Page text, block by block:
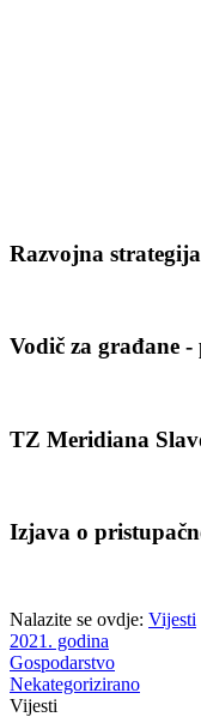
Razvojna
Vodič za građane
TZ Meridiana
Izjava o
Nalazite se ovdje: Vijesti
2021. godina
Gospodarstvo
Nekategorizirano
Vijesti